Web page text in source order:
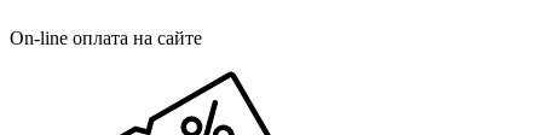
On-line оплата на сайте